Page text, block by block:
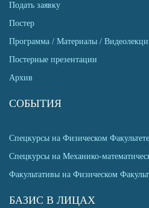
Подать заявку
Постер
Программа / Материалы /
Постерные презентации
Архив
СОБЫТИЯ
Спецкурсы на Физическом
Спецкурсы на Механико-
Факультативы на Физическом
БАЗИС В ЛИЦАХ